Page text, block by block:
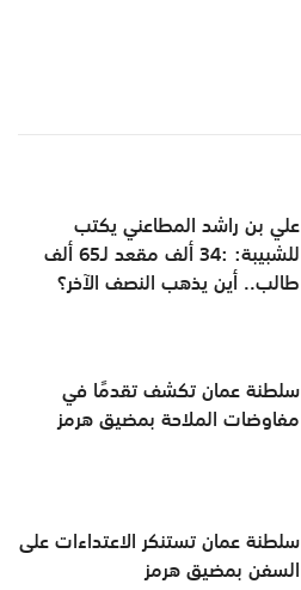
علي بن راشد المطاعني يكتب
للشبيبة: :34 ألف مقعد لـ65 ألف
طالب.. أين يذهب النصف الآخر؟
سلطنة عمان تكشف تقدمًا في
مفاوضات الملاحة بمضيق هرمز
سلطنة عمان تستنكر الاعتداءات على
السفن بمضيق هرمز